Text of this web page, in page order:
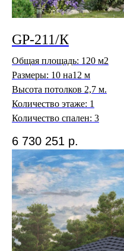
GP-211/К
Общая площадь: 120 м2
Размеры: 10 на12 м
Высота потолков 2,7 м.
Количество этаже: 1
Количество спален: 3
6 730 251 р.
ДЖИ ПИ ДЕВЕЛОПМЕНТ
GP Development